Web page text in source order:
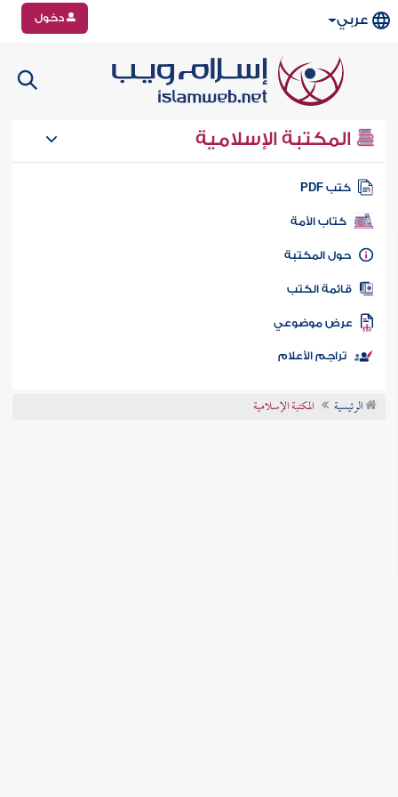
عربي دخول
المكتبة الإسلامية
كتب PDF
كتاب الأمة
المكتبة
الكتب
موضوعي
تراجم الأعلام
الرئيسية المكتبة الإسلامية